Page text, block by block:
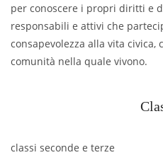
per conoscere i propri diritti e
responsabili e attivi che
consapevolezza alla vita civica,
comunità nella quale vivono.
classi seconde e terze